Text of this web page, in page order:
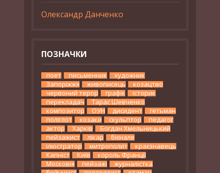
Олександр Данченко
ПОЗНАЧКИ
поет письменник
художник
Запоріжжя
живописець
козацтво
червоний терор
графік
історик
перекладач
Тарас Шевченко
композитор
ОУН дисидент
гетьман
поліглот
козаки скульптор
педагог
актор
Харків
Богдан Хмельницький
пейзажист
лікар
бієнале
ілюстратор
митрополит
краєзнавець
Капніст
Київ
король Франції
Московія
пейзажі
журналістка